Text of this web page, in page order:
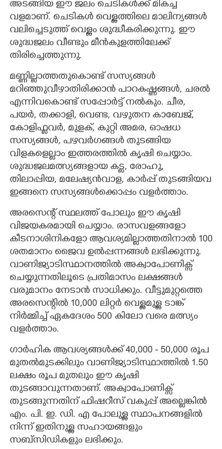
അടങ്ങിയ ഈ ജലം ചെടികൾക്ക് മികച്ച
വളമാണ്. ചെടികൾ വെള്ളത്തിലെ മാലിന്യങ്ങൾ
വലിച്ചെടുത്ത് വെള്ളം ശുദ്ധീകരിക്കുന്നു. ഈ
ശുദ്ധജലം വീണ്ടും മീൻകുളത്തിലേക്ക്
തിരിച്ചെത്തുന്നു.
മണ്ണില്ലാത്തതുകൊണ്ട് സസ്യങ്ങൾ
മറിഞ്ഞുവീഴാതിരിക്കാൻ പാറകഷ്ണങ്ങൾ, ചരൽ
എന്നിവകൊണ്ട് സപ്പോർട്ട് നൽകും. ചീര,
പയർ, തക്കാളി, വെണ്ട, വഴുതന കാബേജ്,
കോളിഫ്ലവർ, മുളക്, കുറ്റി അമര, ഓഷധ
സസ്യങ്ങൾ, പഴവർഗങ്ങൾ തുടങ്ങിയ
വിളകളെല്ലാം ഇത്തരത്തിൽ കൃഷി ചെയ്യാം.
ശുദ്ധജലമത്സ്യങ്ങളായ കട്ല, രോഹു,
തിലാപ്പിയ, മലേഷ്യൻവാള, കാർപ്പ് തുടങ്ങിയവ
ഇങ്ങനെ സസ്യങ്ങൾക്കൊപ്പം വളർത്താം.
അരസെന്റ് സ്ഥലത്ത് പോലും ഈ കൃഷി
വിജയകരമായി ചെയ്യാം. രാസവളങ്ങളോ
കീടനാശിനികളോ ആവശ്യമില്ലാത്തതിനാൽ 100
ശതമാനം ജെെവ ഉൽപ്പന്നങ്ങൾ ലഭിക്കുന്നു.
വാണിജ്യാടിസ്ഥാനത്തിൽ അക്വാപോണിക്സ്
ചെയ്യുന്നതിലൂടെ പ്രതിമാസം ലക്ഷങ്ങൾ
വരുമാനം നേടാൻ സാധിക്കും. വീട്ടുമുറ്റത്തെ
അരസെന്റിൽ 10,000 ലിറ്റർ വെള്ളമുള്ള ടാങ്ക്
നിർമ്മിച്ച് ഏകദേശം 500 കിലോ വരെ മത്സ്യം
വളർത്താം.
ഗാർഹിക ആവശ്യങ്ങൾക്ക് 40,000 - 50,000 രൂപ
മുതൽമുടക്കിലും വാണിജ്യാടിസ്ഥാത്തിൽ 1.50
ലക്ഷം രൂപ മുതലും ഈ കൃഷി
തുടങ്ങാവുന്നതാണ്. അക്വാപോണിക്സ്
തുടങ്ങുന്നതിന് ഫിഷറീസ് വകുപ്പ് അല്ലെങ്കിൽ
എം. പി. ഇ. ഡി. എ പോലുള്ള സ്ഥാപനങ്ങളിൽ
നിന്ന് ഇതിനുള്ള സഹായങ്ങളും
സബ്സിഡികളും ലഭിക്കും.